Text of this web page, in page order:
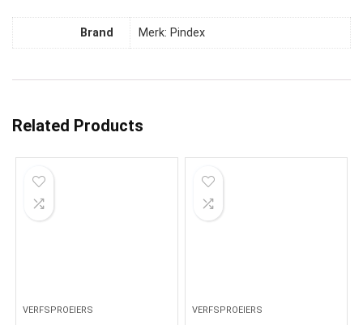
Brand Merk: Pindex
Related Products
VERFSPROEIERS VERFSPROEIERS